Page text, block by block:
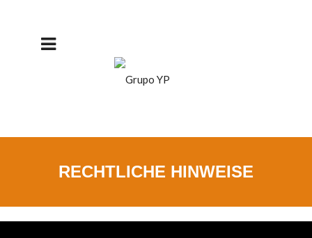
RECHTLICHE HINWEISE